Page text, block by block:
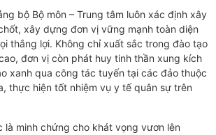
bộ Bộ môn – Trung tâm luôn xác định xây
xây dựng đơn vị vững mạnh toàn diện
thắng lợi. Không chỉ xuất sắc trong đào tạo
đơn vị còn phát huy tinh thần xung kích
xanh qua công tác tuyến tại các đảo thuộc
thực hiện tốt nhiệm vụ y tế quân sự trên
là minh chứng cho khát vọng vươn lên